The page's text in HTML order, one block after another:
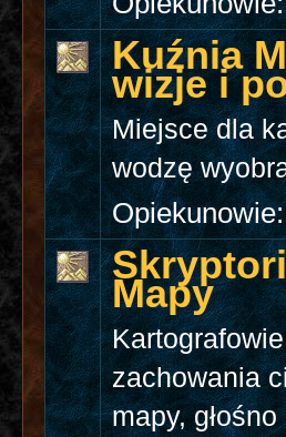
Kuźnia
wizje i
Miejsce dla
wodzę
Opiekunowie:
Mapy
zachowania
mapy,